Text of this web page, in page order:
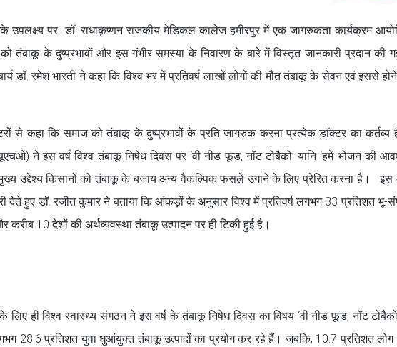
उपलक्ष्य पर डॉ. राधाकृष्णन राजकीय मेडिकल कालेज हमीरपुर में एक जागरुकता कार्यक्रम
को तंबाकू के दुष्प्रभावों और इस गंभीर समस्या के निवारण के बारे में विस्तृत जानकारी प्रदान
डॉ. रमेश भारती ने कहा कि विश्व भर में प्रतिवर्ष लाखों लोगों की मौत तंबाकू के सेवन एवं इससे
से कहा कि समाज को तंबाकू के दुष्प्रभावों के प्रति जागरुक करना प्रत्येक डॉक्टर का कर्तव्य
ने इस वर्ष विश्व तंबाकू निषेध दिवस पर ‘वी नीड फूड, नॉट टोबैको’ यानि ‘हमें भोजन की
मुख्य उद्देश्य किसानों को तंबाकू के बजाय अन्य वैकल्पिक फसलें उगाने के लिए प्रेरित करना है।
देते हुए डॉ. रजीत कुमार ने बताया कि आंकड़ों के अनुसार विश्व में प्रतिवर्ष लगभग 33 प्रतिशत भू-
करीब 10 देशों की अर्थव्यवस्था तंबाकू उत्पादन पर ही टिकी हुई है।
ही विश्व स्वास्थ्य संगठन ने इस वर्ष के तंबाकू निषेध दिवस का विषय ‘वी नीड फूड, नॉट टोबैको’
28.6 प्रतिशत युवा धुआंयुक्त तंबाकू उत्पादों का प्रयोग कर रहे हैं। जबकि, 10.7 प्रतिशत